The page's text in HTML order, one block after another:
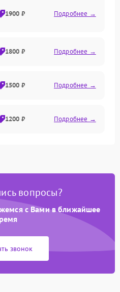
1900 ₽ Подробнее →
1800 ₽ Подробнее →
1500 ₽ Подробнее →
1200 ₽ Подробнее →
1500 ₽ Подробнее →
1200 ₽
Подробнее →
1500 ₽ Подробнее →
1800 ₽ Подробнее →
вопросы?
с Вами в ближайшее
звонок